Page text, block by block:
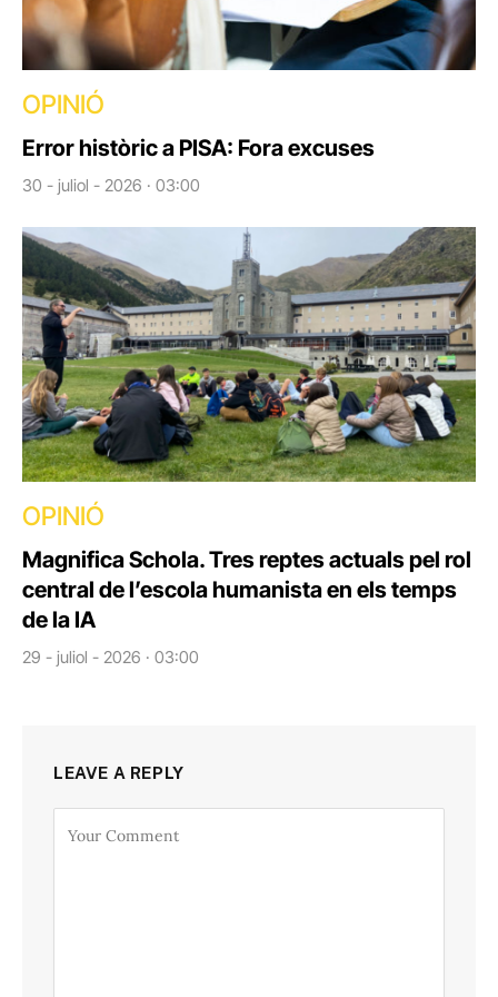
OPINIÓ
Error històric a PISA: Fora excuses
30 - juliol - 2026 · 03:00
OPINIÓ
Magnifica Schola. Tres reptes actuals pel rol
central de l’escola humanista en els temps
de la IA
29 - juliol - 2026 · 03:00
LEAVE A REPLY